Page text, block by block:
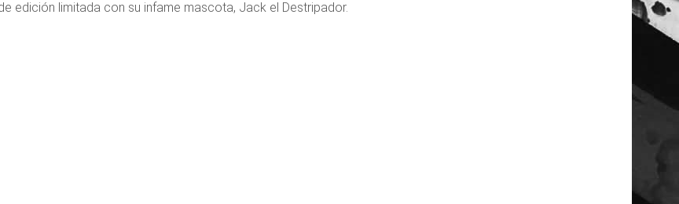
edición limitada con su infame mascota, Jack el Destripador.